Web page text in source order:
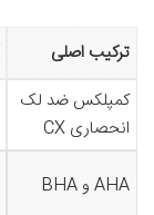
ترکیب اصلی
کمپلکس ضد لک
انحصاری CX
AHA و BHA